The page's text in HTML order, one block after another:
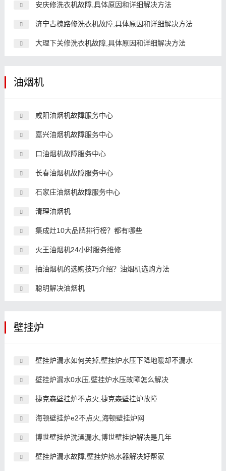
安庆修洗衣机故障,具体原因和详细解决方法
济宁古槐路修洗衣机故障,具体原因和详细解决方法
大理下关修洗衣机故障,具体原因和详细解决方法
油烟机
咸阳油烟机故障服务中心
嘉兴油烟机故障服务中心
口油烟机故障服务中心
长春油烟机故障服务中心
石家庄油烟机故障服务中心
清理油烟机
集成灶10大品牌排行榜？都有哪些
火王油烟机24小时服务维修
抽油烟机的选购技巧介绍？油烟机选购方法
聪明解决油烟机
壁挂炉
壁挂炉漏水如何关掉,壁挂炉水压下降地暖却不漏水
壁挂炉漏水0水压,壁挂炉水压故障怎么解决
捷克森壁挂炉不点火,捷克森壁挂炉故障
海顿壁挂炉e2不点火,海顿壁挂炉网
博世壁挂炉洗澡漏水,博世壁挂炉解决是几年
壁挂炉漏水故障,壁挂炉热水器解决好帮家